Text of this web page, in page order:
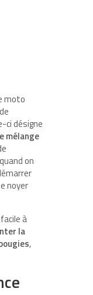
moto
ci désigne
mélange
on
noyer
à
la
,